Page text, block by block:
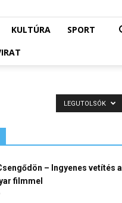
KULTÚRA
SPORT
LEGUTOLSÓK
– Ingyenes vetítés a
filmmel